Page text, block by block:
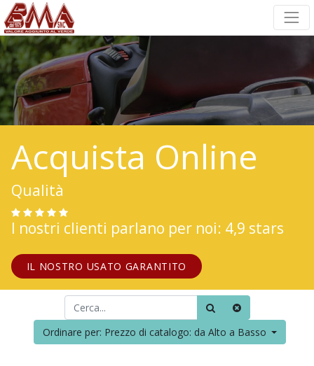
Acquista Online
Qualità
I nostri clienti parlano per noi: 4,9 stars
IL NOSTRO USATO GARANTITO
Ordinare per: Prezzo di catalogo: da Alto a Basso